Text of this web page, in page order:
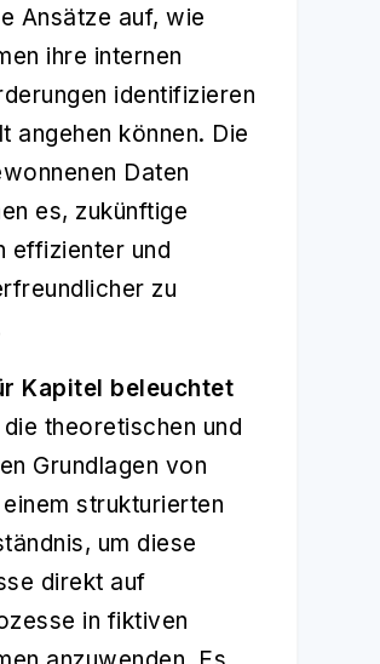
Ansätze auf, wie
ihre internen
identifizieren
angehen können. Die
Daten
es, zukünftige
effizienter und
zu
Kapitel beleuchtet
die theoretischen und
Grundlagen von
strukturierten
um diese
direkt auf
in fiktiven